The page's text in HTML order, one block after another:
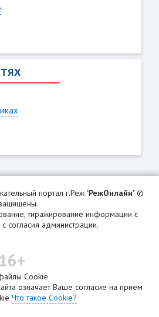
портал г.Реж "РежОнлайн" ©
тиражирование информации с
согласия администрации.
16+
Cookie
означает Ваше согласие на прием
Что такое Cookie?